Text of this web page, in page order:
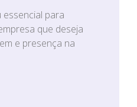
para
que deseja
e presença na